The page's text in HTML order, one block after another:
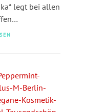
legt bei allen